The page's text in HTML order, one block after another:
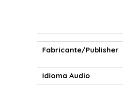
Fabricante/Publisher
Idioma Audio